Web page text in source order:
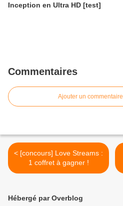
Inception en Ultra HD [test]
Commentaires
Ajouter un commentaire
< [concours] Love Streams :
1 coffret à gagner !
Hébergé par Overblog